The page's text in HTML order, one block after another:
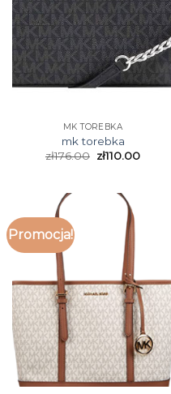
MK TOREBKA
mk torebka
zł176.00 zł110.00
Promocja!